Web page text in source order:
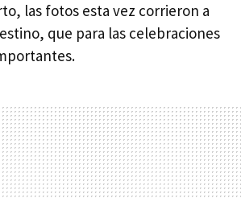
las fotos esta vez corrieron a
que para las celebraciones